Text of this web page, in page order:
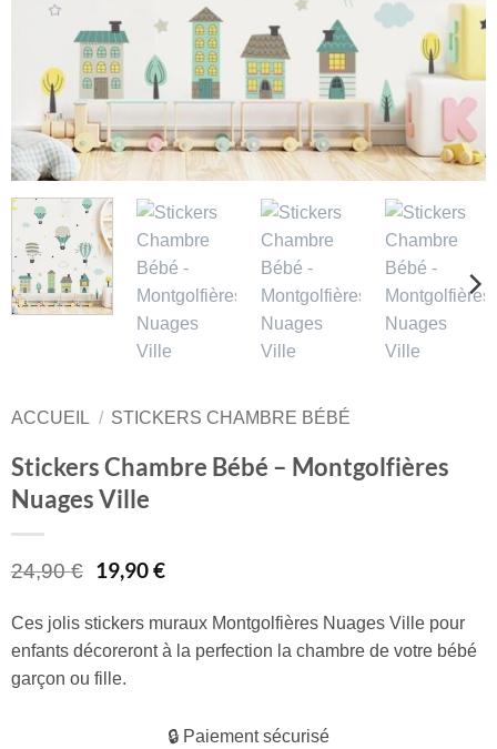
ACCUEIL / STICKERS CHAMBRE BÉBÉ
Stickers Chambre Bébé – Montgolfières
Nuages Ville
24,90€ Le
initial
était :
24,90 €.
19,90€Le
actuel
est :
19,90 €.
Ces jolis stickers muraux Montgolfières Nuages Ville pour
enfants décoreront à la perfection la chambre de votre bébé
garçon ou fille.
🔒 Paiement sécurisé